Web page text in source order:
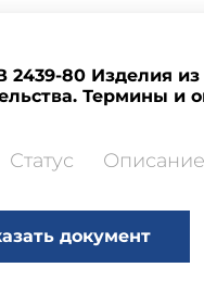
2439-80 Изделия из
Термины и
Статус Описание
документ